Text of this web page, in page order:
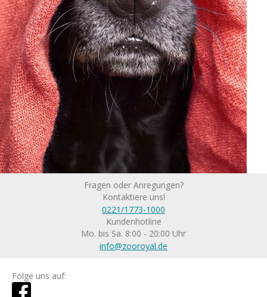
Fragen oder Anregungen?
Kontaktiere uns!
0221/1773-1000
Kundenhotline
Mo. bis Sa. 8:00 - 20:00 Uhr
info@zooroyal.de
Folge uns auf: